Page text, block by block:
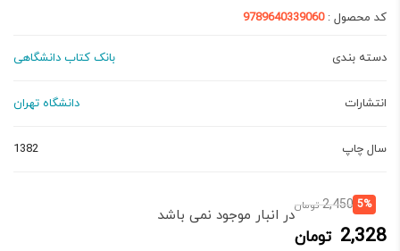
کد محصول :9789640339060
دسته بندی بانک کتاب دانشگاهی
انتشارات دانشگاه تهران
سال چاپ 1382
5%
2,450 تومانقیمت
اصلی:
2,328 تومان
قیمت
فعلی:
2,328 تومان.
در انبار موجود نمی باشد